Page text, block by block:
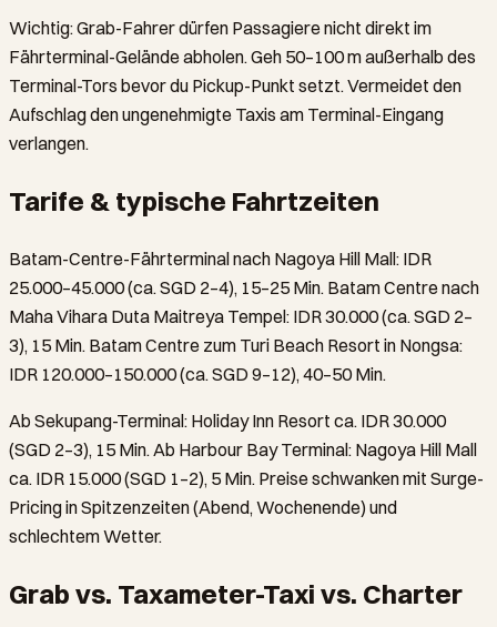
Wichtig: Grab-Fahrer dürfen Passagiere nicht direkt im
Fährterminal-Gelände abholen. Geh 50–100 m außerhalb des
Terminal-Tors bevor du Pickup-Punkt setzt. Vermeidet den
Aufschlag den ungenehmigte Taxis am Terminal-Eingang
verlangen.
Tarife & typische Fahrtzeiten
Batam-Centre-Fährterminal nach Nagoya Hill Mall: IDR
25.000–45.000 (ca. SGD 2–4), 15–25 Min. Batam Centre nach
Maha Vihara Duta Maitreya Tempel: IDR 30.000 (ca. SGD 2–
3), 15 Min. Batam Centre zum Turi Beach Resort in Nongsa:
IDR 120.000–150.000 (ca. SGD 9–12), 40–50 Min.
Ab Sekupang-Terminal: Holiday Inn Resort ca. IDR 30.000
(SGD 2–3), 15 Min. Ab Harbour Bay Terminal: Nagoya Hill Mall
ca. IDR 15.000 (SGD 1–2), 5 Min. Preise schwanken mit Surge-
Pricing in Spitzenzeiten (Abend, Wochenende) und
schlechtem Wetter.
Grab vs. Taxameter-Taxi vs. Charter